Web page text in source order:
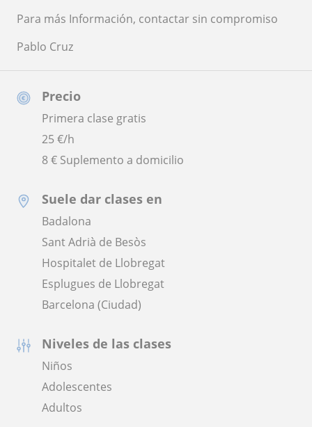
Precio
Primera clase gratis
25€/h
8 € Suplemento a domicilio
Suele dar clases en
Badalona
Sant Adrià de Besòs
Hospitalet de Llobregat
Esplugues de Llobregat
Barcelona (Ciudad)
Niveles de las clases
Niños
Adolescentes
Adultos
Para más Información, contactar sin compromiso
Pablo Cruz